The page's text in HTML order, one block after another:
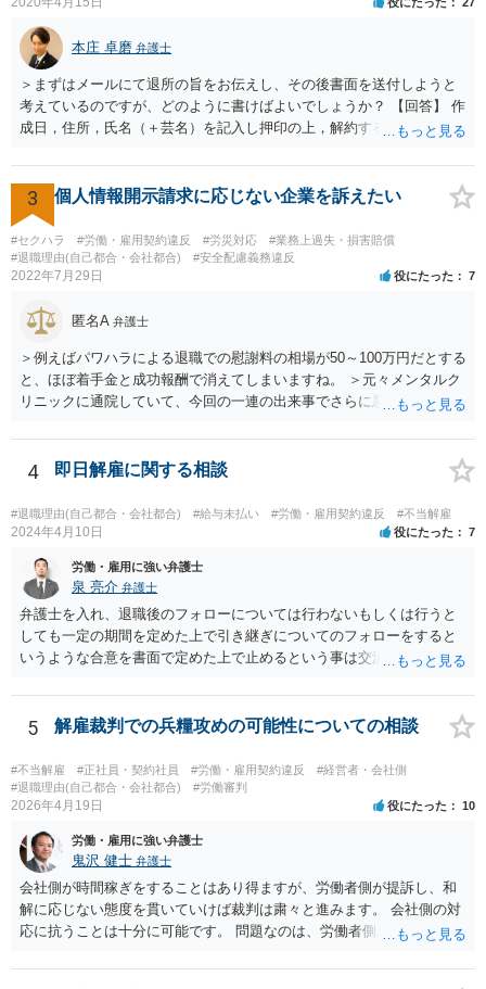
本庄 卓磨 弁護士
＞まずはメールにて退所の旨をお伝えし、その後書面を送付しようと
考えているのですが、どのように書けばよいでしょうか？ 【回答】 作
成日，住所，氏名（＋芸名）を記入し押印の上，解約する旨を伝える
ようなことはありますでしょうか？ 【回答】 特にないと思われます
が，仮に請求された場合はそれが「損害」に該当するのか検討するこ
とになります。 ＞また、事務所をやめる際、「退所後しばらく芸能活
動禁止」「活動するなら名前を変える」ことを事務所側から要求され
たという事例を聞いたことがあります。所属する際にいただいた契約
書にはそのようなことは書いていないのですが、仮にこれらを要求さ
がないのであれば，断ることができる可能性があります。 もし上記の
3 個人情報開示請求に応じない企業を訴えたい
#セクハラ #労働・雇用契約違反 #労災対応
#業務上過失・損害賠償
#退職理由(自己都合・会社都合)
#安全配慮義務違反
2022年7月29日 役にたった 7
匿名A 弁護士
＞例えばパワハラによる退職での慰謝料の相場が50～100万円だとする
と、ほぼ着手金と成功報酬で消えてしまいますね。 ＞元々メンタルク
リニックに通院していて、今回の一連の出来事でさらに悪化した事実
万が一、慰謝料請求が認められるにしても金額としては微々たるもの
かと思いますが、依頼する弁護士に詳細を説明したうえで指示を仰い
4 即日解雇に関する相談
#退職理由(自己都合・会社都合) #給与未払い #労働・雇用契約違反 #不当解雇
2024年4月10日 役にたった 7
労働・雇用に強い弁護士
泉 亮介 弁護士
弁護士を入れ、退職後のフォローについては行わないもしくは行うと
しても一定の期間を定めた上で引き継ぎについてのフォローをすると
いうような合意を書面で定めた上で止めるという事は交渉次第で可能
弁護士とすることができるため、会社からの連絡を止めることもでき
るかと思われます。 精神的に会社側と対応するのが苦痛であるという
ても良いでしょう。
5 解雇裁判での兵糧攻めの可能性についての相談
#不当解雇 #正社員・契約社員 #労働・雇用契約違反
#経営者・会社側
#退職理由(自己都合・会社都合)
#労働審判
2026年4月19日 役にたった 10
労働・雇用に強い弁護士
鬼沢 健士 弁護士
会社側が時間稼ぎをすることはあり得ますが、労働者側が提訴し、和
解に応じない態度を貫いていけば裁判は粛々と進みます。 会社側の対
応に抗うことは十分に可能です。 問題なのは、労働者側が「争わな